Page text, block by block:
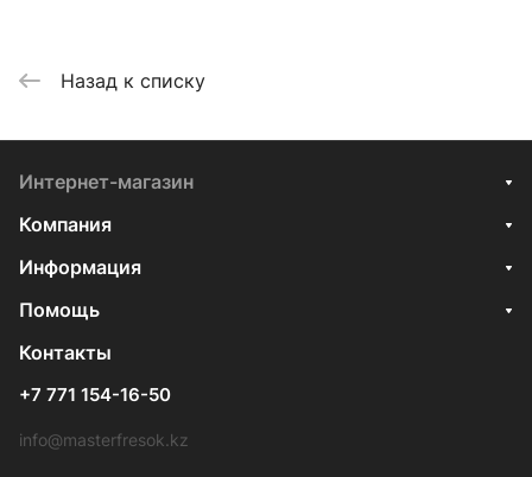
Назад к списку
Интернет-магазин
Компания
Информация
Помощь
Контакты
+7 771 154-16-50
info@masterfresok.kz